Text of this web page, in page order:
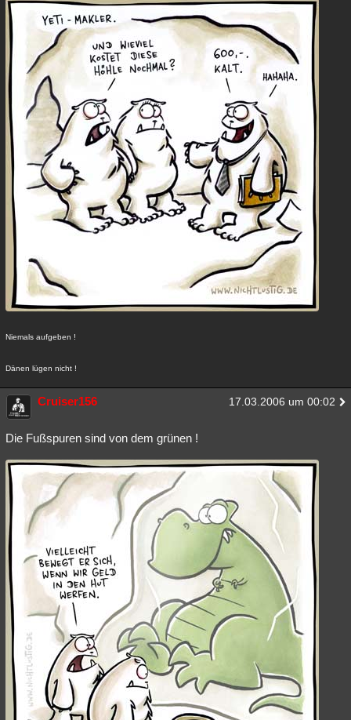
Niemals aufgeben !
Dänen lügen nicht !
Cruiser156 17.03.2006 um 00:02
Die Fußspuren sind von dem grünen !